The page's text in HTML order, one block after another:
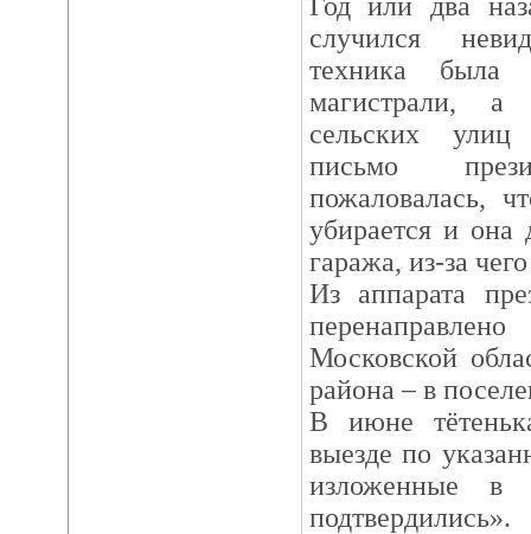
случился
техника была
магистрали,
сельских улиц
письмо
пожаловалась,
убирается и она
гаража, из-за
Из аппарата
Московской
района – в
В июне
выезде по
изложенные
подтвердились».